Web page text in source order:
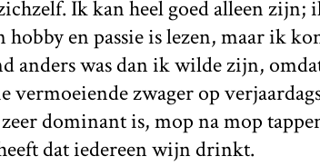
Ik kan heel goed alleen zijn;
en passie is lezen, maar ik
anders was dan ik wilde zijn,
vermoeiende zwager op
dominant is, mop na mop
dat iedereen wijn drinkt.